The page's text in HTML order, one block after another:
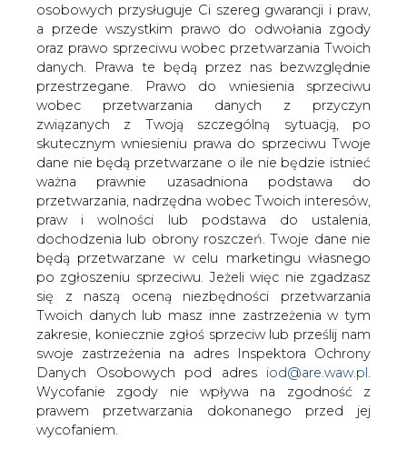
osobowych przysługuje Ci szereg gwarancji i praw,
a przede wszystkim prawo do odwołania zgody
oraz prawo sprzeciwu wobec przetwarzania Twoich
danych. Prawa te będą przez nas bezwzględnie
przestrzegane. Prawo do wniesienia sprzeciwu
wobec przetwarzania danych z przyczyn
związanych z Twoją szczególną sytuacją, po
skutecznym wniesieniu prawa do sprzeciwu Twoje
dane nie będą przetwarzane o ile nie będzie istnieć
ważna prawnie uzasadniona podstawa do
przetwarzania, nadrzędna wobec Twoich interesów,
praw i wolności lub podstawa do ustalenia,
dochodzenia lub obrony roszczeń. Twoje dane nie
będą przetwarzane w celu marketingu własnego
po zgłoszeniu sprzeciwu. Jeżeli więc nie zgadzasz
się z naszą oceną niezbędności przetwarzania
Twoich danych lub masz inne zastrzeżenia w tym
zakresie, koniecznie zgłoś sprzeciw lub prześlij nam
swoje zastrzeżenia na adres Inspektora Ochrony
Danych Osobowych pod adres iod@are.waw.pl
Wycofanie zgody nie wpływa na zgodność z
prawem przetwarzania dokonanego przed jej
wycofaniem.
Ropa w USA zdrożała w tym tygodniu
najmocniej od miesiąca. Państwa
koalicji OPEC+ tną produkcję ropy, a na
dodatek Arabia Saudyjska wstrzymała w
tym tygodniu produkcję ropy na polu
Safaniyah - podają maklerzy.
Baryłka ropy West Texas Intermediate w dostawach na
marzec na giełdzie paliw NYMEX w Nowym Jorku jest
wyceniana po 54,59 USD, po zwyżce o 0,33 proc.
Brent w dostawach na kwiecień na giełdzie paliw ICE
Futures Europe w Londynie jest wyceniana po 64,83
USD za baryłkę, po wzroście ceny o 0,40 proc.
Kraje OPEC i sojusznicy kartelu, w tym Rosja, ograniczają
dostawy ropy na globalne rynki.